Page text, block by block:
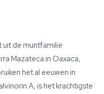
uit de muntfamilie
Mazateca in Oaxaca,
het al eeuwen in
A, is het krachtigste